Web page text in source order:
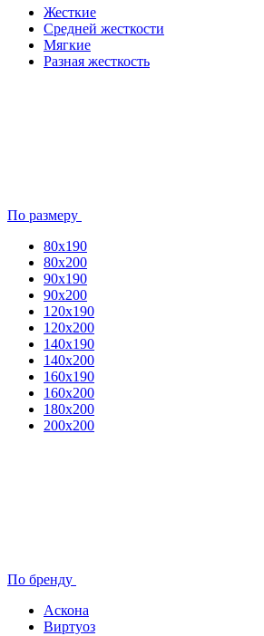
Жесткие
Средней жесткости
Мягкие
Разная жесткость
По размеру
80x190
80х200
90х190
90х200
120х190
120х200
140х190
140х200
160х190
160х200
180х200
200х200
По бренду
Аскона
Виртуоз